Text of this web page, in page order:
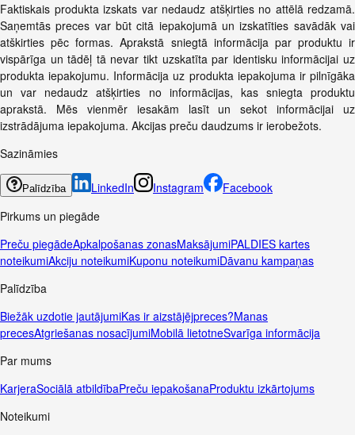
Faktiskais produkta izskats var nedaudz atšķirties no attēlā redzamā.
Saņemtās preces var būt citā iepakojumā un izskatīties savādāk vai
atškirties pēc formas. Aprakstā sniegtā informācija par produktu ir
vispārīga un tādēļ tā nevar tikt uzskatīta par identisku informācijai uz
produkta iepakojumu. Informācija uz produkta iepakojuma ir pilnīgāka
un var nedaudz atšķirties no informācijas, kas sniegta produktu
aprakstā. Mēs vienmēr iesakām lasīt un sekot informācijai uz
izstrādājuma iepakojuma. Akcijas preču daudzums ir ierobežots.
Sazināmies
Palīdzība LinkedIn Instagram
Facebook
Pirkums un piegāde
Preču piegādeApkalpošanas zonasMaksājumiPALDIES kartes
noteikumiAkciju noteikumiKuponu noteikumiDāvanu kampaņas
Palīdzība
Biežāk uzdotie jautājumiKas ir aizstājējpreces?Manas
precesAtgriešanas nosacījumiMobilā lietotneSvarīga informācija
Par mums
KarjeraSociālā atbildībaPreču iepakošanaProduktu izkārtojums
Noteikumi